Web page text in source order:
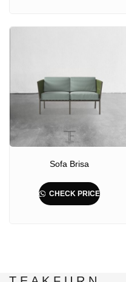
Sofa Brisa
CHECK PRICE